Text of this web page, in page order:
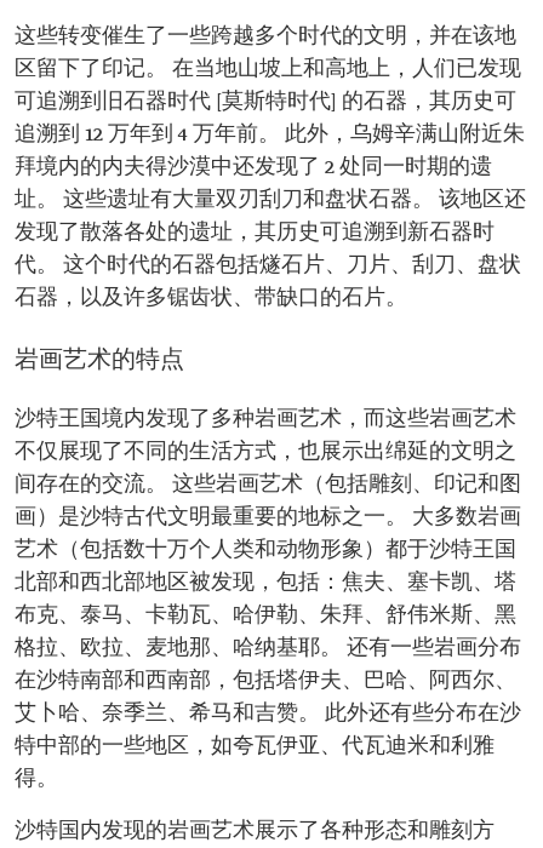
这些转变催生了一些跨越多个时代的文明，并在该地
区留下了印记。 在当地山坡上和高地上，人们已发现
可追溯到旧石器时代 [莫斯特时代] 的石器，其历史可
追溯到 12 万年到 4 万年前。 此外，乌姆辛满山附近朱
拜境内的内夫得沙漠中还发现了 2 处同一时期的遗
址。 这些遗址有大量双刃刮刀和盘状石器。 该地区还
发现了散落各处的遗址，其历史可追溯到新石器时
代。 这个时代的石器包括燧石片、刀片、刮刀、盘状
石器，以及许多锯齿状、带缺口的石片。
岩画艺术的特点
沙特王国境内发现了多种岩画艺术，而这些岩画艺术
不仅展现了不同的生活方式，也展示出绵延的文明之
间存在的交流。 这些岩画艺术（包括雕刻、印记和图
画）是沙特古代文明最重要的地标之一。 大多数岩画
艺术（包括数十万个人类和动物形象）都于沙特王国
北部和西北部地区被发现，包括：焦夫、塞卡凯、塔
布克、泰马、卡勒瓦、哈伊勒、朱拜、舒伟米斯、黑
格拉、欧拉、麦地那、哈纳基耶。 还有一些岩画分布
在沙特南部和西南部，包括塔伊夫、巴哈、阿西尔、
艾卜哈、奈季兰、希马和吉赞。 此外还有些分布在沙
特中部的一些地区，如夸瓦伊亚、代瓦迪米和利雅
得。
沙特国内发现的岩画艺术展示了各种形态和雕刻方